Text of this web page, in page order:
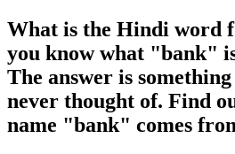
What is the Hindi word
you know what "bank"
The answer is
never thought of. Find
name "bank" comes